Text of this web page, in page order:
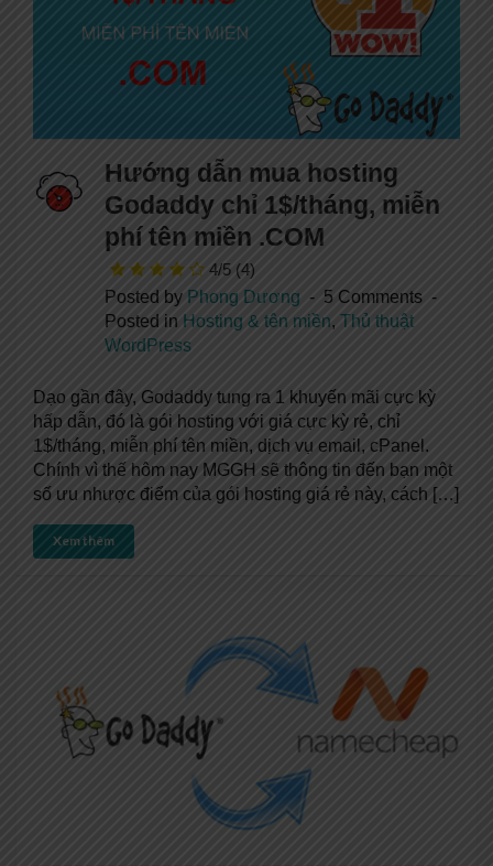
Hướng dẫn mua hosting
Godaddy chỉ 1$/tháng, miễn
phí tên miền .COM
4/5 (4)
Posted by Phong Dương
5 Comments
Posted in Hosting & tên miền, Thủ thuật
WordPress
Dạo gần đây, Godaddy tung ra 1 khuyến mãi cực kỳ
hấp dẫn, đó là gói hosting với giá cực kỳ rẻ, chỉ
1$/tháng, miễn phí tên miền, dịch vụ email, cPanel.
Chính vì thế hôm nay MGGH sẽ thông tin đến bạn một
số ưu nhược điểm của gói hosting giá rẻ này, cách […]
Xem thêm